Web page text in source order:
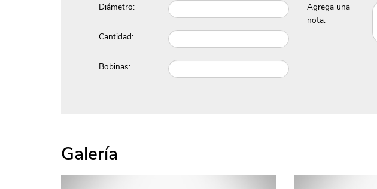
Diámetro:
Cantidad:
Bobinas:
Agrega una
nota:
Galería